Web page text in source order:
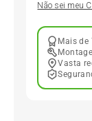
Não sei meu
Mais de
Vasta
195 55r15
Pneu